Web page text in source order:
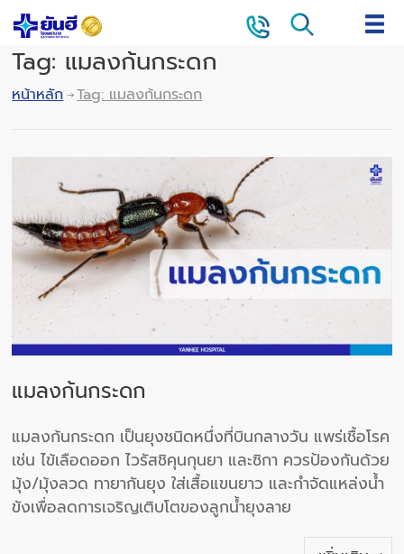
Tag: แมลงก้นกระดก
หน้าหลัก Tag: แมลงก้นกระดก
แมลงก้นกระดก
แมลงก้นกระดก เป็นยุงชนิดหนึ่งที่บินกลางวัน แพร่เชื้อโรค
เช่น ไข้เลือดออก ไวรัสชิคุนกุนยา และซิกา ควรป้องกันด้วย
มุ้ง/มุ้งลวด ทายากันยุง ใส่เสื้อแขนยาว และกำจัดแหล่งน้ำ
ขังเพื่อลดการเจริญเติบโตของลูกน้ำยุงลาย